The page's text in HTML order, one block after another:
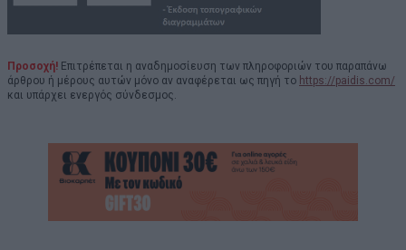
Προσοχή! Επιτρέπεται η αναδημοσίευση των πληροφοριών του παραπάνω
άρθρου ή μέρους αυτών μόνο αν αναφέρεται ως πηγή το https://paidis.com/
και υπάρχει ενεργός σύνδεσμος.